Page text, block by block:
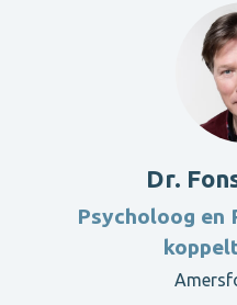
Dr.
Psycholoog en